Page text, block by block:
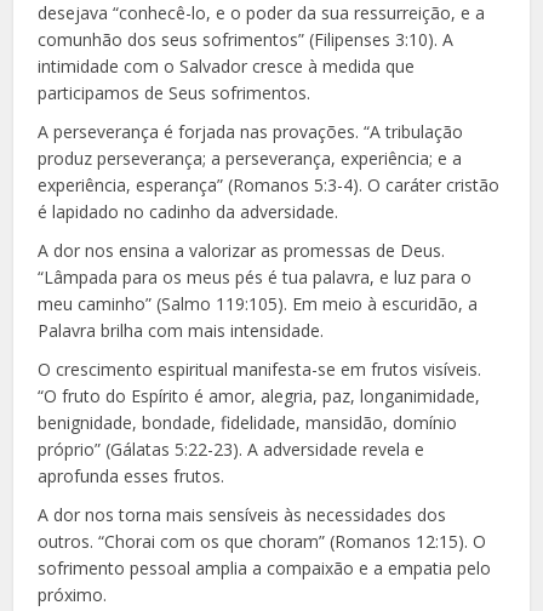
desejava “conhecê-lo, e o poder da sua ressurreição, e a
comunhão dos seus sofrimentos” (Filipenses 3:10). A
intimidade com o Salvador cresce à medida que
participamos de Seus sofrimentos.
A perseverança é forjada nas provações. “A tribulação
produz perseverança; a perseverança, experiência; e a
experiência, esperança” (Romanos 5:3-4). O caráter cristão
é lapidado no cadinho da adversidade.
A dor nos ensina a valorizar as promessas de Deus.
“Lâmpada para os meus pés é tua palavra, e luz para o
meu caminho” (Salmo 119:105). Em meio à escuridão, a
Palavra brilha com mais intensidade.
O crescimento espiritual manifesta-se em frutos visíveis.
“O fruto do Espírito é amor, alegria, paz, longanimidade,
benignidade, bondade, fidelidade, mansidão, domínio
próprio” (Gálatas 5:22-23). A adversidade revela e
aprofunda esses frutos.
A dor nos torna mais sensíveis às necessidades dos
outros. “Chorai com os que choram” (Romanos 12:15). O
sofrimento pessoal amplia a compaixão e a empatia pelo
próximo.